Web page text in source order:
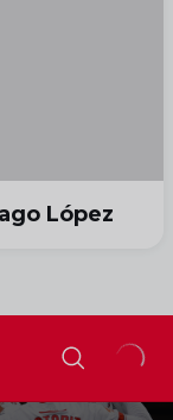
López